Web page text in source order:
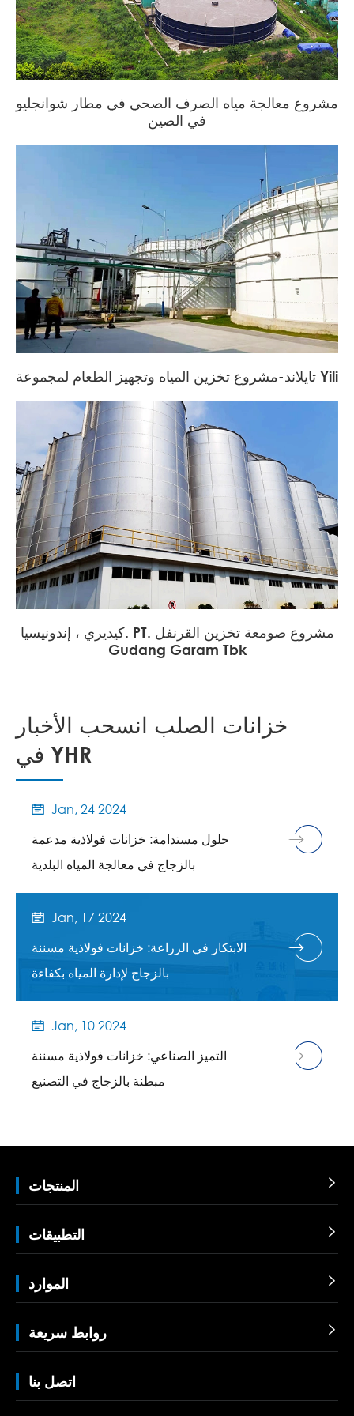
مشروع معالجة مياه الصرف الصحي في مطار شوانجليو
في الصين
تايلاند-مشروع تخزين المياه وتجهيز الطعام لمجموعة Yili
كيديري ، إندونيسيا. PT. مشروع صومعة تخزين القرنفل
Gudang Garam Tbk
خزانات الصلب انسحب الأخبار
في YHR

Jan, 24 2024
حلول مستدامة: خزانات فولاذية مدعمة
بالزجاج في معالجة المياه البلدية

Jan, 17 2024
الابتكار في الزراعة: خزانات فولاذية مسننة
بالزجاج لإدارة المياه بكفاءة

Jan, 10 2024
التميز الصناعي: خزانات فولاذية مسننة
مبطنة بالزجاج في التصنيع
المنتجات 
التطبيقات 
الموارد 
روابط سريعة 
اتصل بنا